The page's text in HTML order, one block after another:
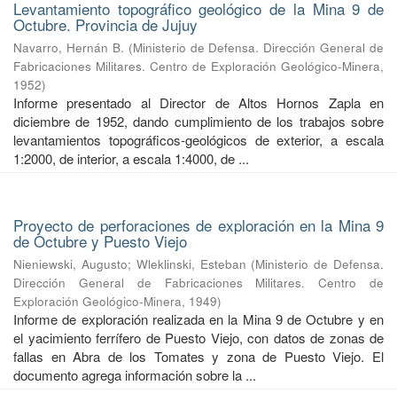
Levantamiento topográfico geológico de la Mina 9 de
Octubre. Provincia de Jujuy
Navarro, Hernán B. (Ministerio de Defensa. Dirección General de
Fabricaciones Militares. Centro de Exploración Geológico-Minera,
1952)
Informe presentado al Director de Altos Hornos Zapla en
diciembre de 1952, dando cumplimiento de los trabajos sobre
levantamientos topográficos-geológicos de exterior, a escala
1:2000, de interior, a escala 1:4000, de ...
Proyecto de perforaciones de exploración en la Mina 9
de Octubre y Puesto Viejo
Nieniewski, Augusto; Wleklinski, Esteban (Ministerio de Defensa.
Dirección General de Fabricaciones Militares. Centro de
Exploración Geológico-Minera, 1949)
Informe de exploración realizada en la Mina 9 de Octubre y en
el yacimiento ferrífero de Puesto Viejo, con datos de zonas de
fallas en Abra de los Tomates y zona de Puesto Viejo. El
documento agrega información sobre la ...